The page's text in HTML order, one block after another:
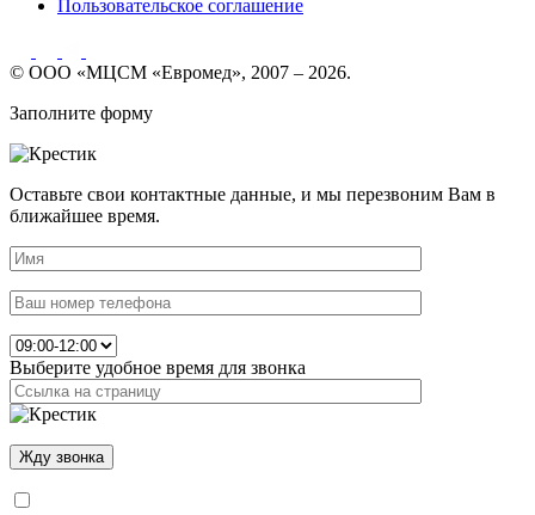
Пользовательское соглашение
© ООО «МЦСМ «Евромед», 2007 – 2026.
Заполните форму
Оставьте свои контактные данные, и мы перезвоним Вам в
ближайшее время.
Выберите удобное время для звонка